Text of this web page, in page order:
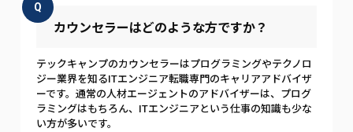
Q
カウンセラーはどのような方ですか？
テックキャンプのカウンセラーはプログラミングやテクノロ
ジー業界を知るITエンジニア転職専門のキャリアアドバイザ
ーです。通常の人材エージェントのアドバイザーは、プログ
ラミングはもちろん、ITエンジニアという仕事の知識も少な
い方が多いです。